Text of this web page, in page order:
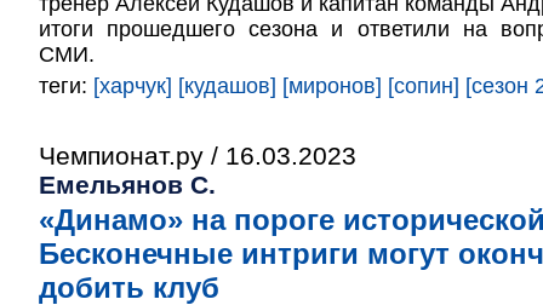
итоги прошедшего сезона и ответили на
СМИ.
теги: [харчук] [кудашов] [миронов] [сопин] [сезон
Чемпионат.ру / 16.03.2023
Емельянов С.
«Динамо» на пороге
Бесконечные интриги могут
добить клуб